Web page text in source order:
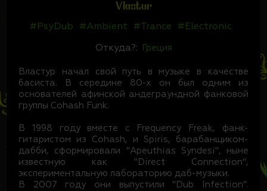
Vlastur
#PsyDub #Ambient #Trance #Electronic
Откуда?: Греция
Властур начал свой путь в музыке в качестве
басиста. В середине 80-х он был одним из
основателей афинской андеграундной фанковой
группы Cohash Funk.
В 1998 году вместе с Frequency Freak, фанк-
гитаристом из Cohash, и Spiris, барабанщиком-
дабби, сформировали "Apeuthias Syndesi", ныне
известную как "Direct Connection",
экспериментальную лабораторию даб-музыки.
В 2007 году они выпустили "Dub Infection".